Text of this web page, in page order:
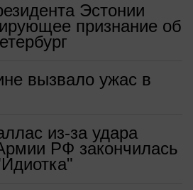
Эстонии
признание об
вызвало ужас в
из-за удара
РФ закончилась